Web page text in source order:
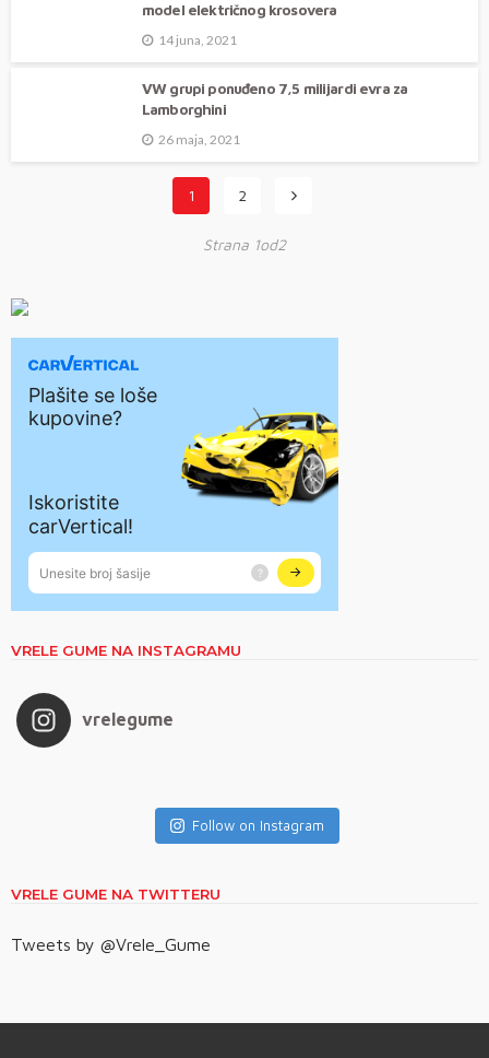
model električnog krosovera
14 juna, 2021
VW grupi ponuđeno 7,5 milijardi evra za
Lamborghini
26 maja, 2021
1 2
Strana 1od2
VRELE GUME NA INSTAGRAMU
vrelegume
Follow on Instagram
VRELE GUME NA TWITTERU
Tweets by @Vrele_Gume